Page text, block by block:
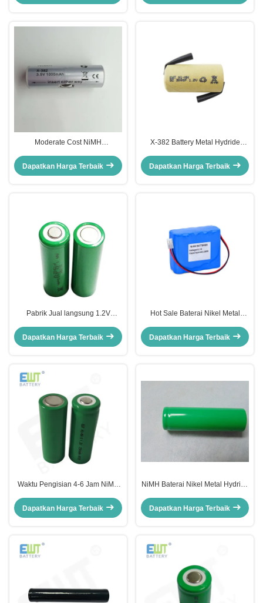
Moderate Cost NiMH
Kinerja yang Lama
Dapatkan Harga Terbaik
X-382 Battery Metal Hydride
Dapatkan Harga Terbaik
Pabrik Jual langsung 1.2V
ukuran AA Ni-mh Nikel logam
Dapatkan Harga Terbaik
Hot Sale Baterai Nikel Metal
3000mAh Nimh Baterai Pack
Dapatkan Harga Terbaik
Waktu Pengisian 4-6 Jam NiMH
Cepat pada 0.2C
Dapatkan Harga Terbaik
NiMH Baterai Nikel Metal Hydride
Kapasitas Nominal 2000mAh dan
Waktu Pengisian 4-6 Jam
Dapatkan Harga Terbaik